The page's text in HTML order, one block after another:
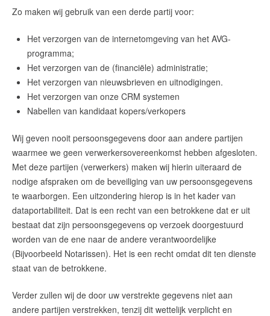
Zo maken wij gebruik van een derde partij voor:
Het verzorgen van de internetomgeving van het AVG-
programma;
Het verzorgen van de (financiële) administratie;
Het verzorgen van nieuwsbrieven en uitnodigingen.
Het verzorgen van onze CRM systemen
Nabellen van kandidaat kopers/verkopers
Wij geven nooit persoonsgegevens door aan andere partijen
waarmee we geen verwerkersovereenkomst hebben afgesloten.
Met deze partijen (verwerkers) maken wij hierin uiteraard de
nodige afspraken om de beveiliging van uw persoonsgegevens
te waarborgen. Een uitzondering hierop is in het kader van
dataportabiliteit. Dat is een recht van een betrokkene dat er uit
bestaat dat zijn persoonsgegevens op verzoek doorgestuurd
worden van de ene naar de andere verantwoordelijke
(Bijvoorbeeld Notarissen). Het is een recht omdat dit ten dienste
staat van de betrokkene.
Verder zullen wij de door uw verstrekte gegevens niet aan
andere partijen verstrekken, tenzij dit wettelijk verplicht en